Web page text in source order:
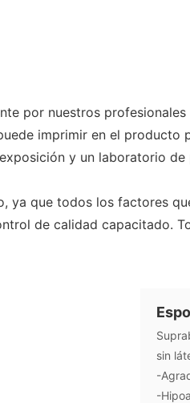
por nuestros
imprimir en el producto
y un laboratorio
ya que todos los factores
de calidad capacitado.
sin
-
-